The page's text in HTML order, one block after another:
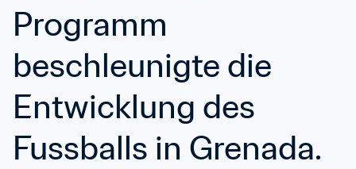
Programm
beschleunigte die
Entwicklung des
Fussballs in Grenada.